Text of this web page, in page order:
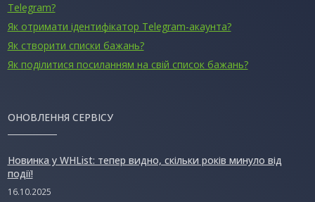
Telegram?
Як отримати ідентифікатор Telegram-акаунта?
Як створити списки бажань?
Як поділитися посиланням на свій список бажань?
ОНОВЛЕННЯ СЕРВІСУ
Новинка у WHList: тепер видно, скільки років минуло від
події!
16.10.2025